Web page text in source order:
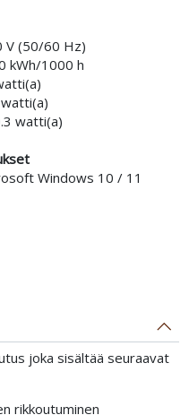
V (50/60 Hz)
kWh/1000 h
watti(a)
Windows 10 / 11
joka sisältää seuraavat
rikkoutuminen